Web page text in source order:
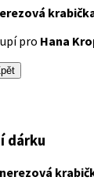
pro Hana
dárku
nerezová